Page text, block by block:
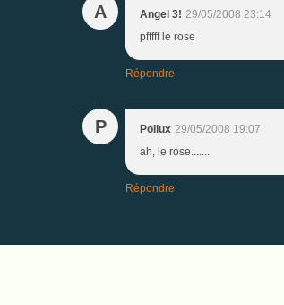
A Angel 3! 29/05/2008 23:14
pfffff le rose
Répondre
P Pollux 29/05/2008 19:07
ah, le rose.......
Répondre